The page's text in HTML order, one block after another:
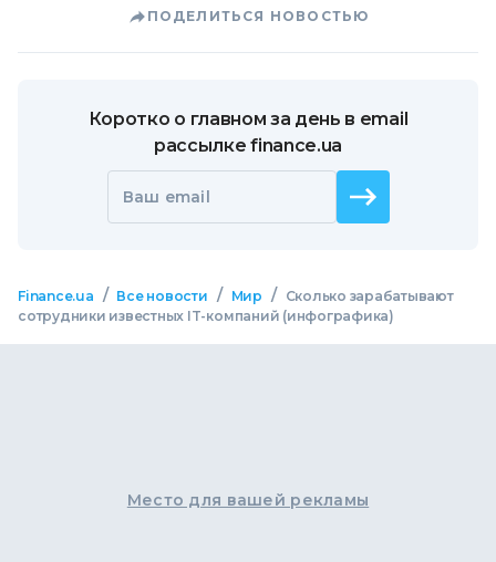
ПОДЕЛИТЬСЯ НОВОСТЬЮ
Коротко о главном за день в email
рассылке finance.ua
Ваш email
Finance.ua / Все новости / Мир /
Сколько зарабатывают
сотрудники известных IT-компаний (инфографика)
Место для вашей рекламы